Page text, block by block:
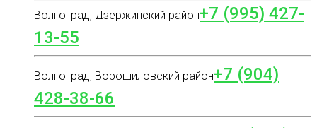
Волгоград, Дзержинский район+7 (995) 427-
13-55
Волгоград, Ворошиловский район+7 (904)
428-38-66